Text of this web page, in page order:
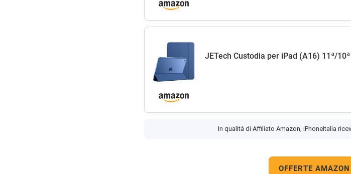
JETech Custodia per iPad (A16) 11ª/
In qualità di Affiliato Amazon, iPhoneItalia
OFFERTE